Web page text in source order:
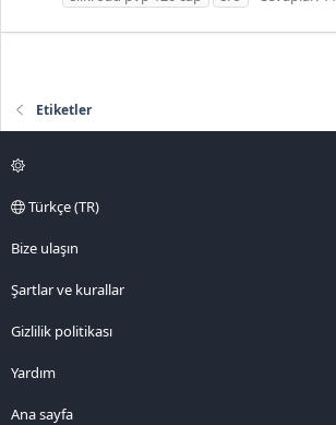
Etiketler
Türkçe (TR)
Bize ulaşın
Şartlar ve kurallar
Gizlilik politikası
Yardım
Ana sayfa